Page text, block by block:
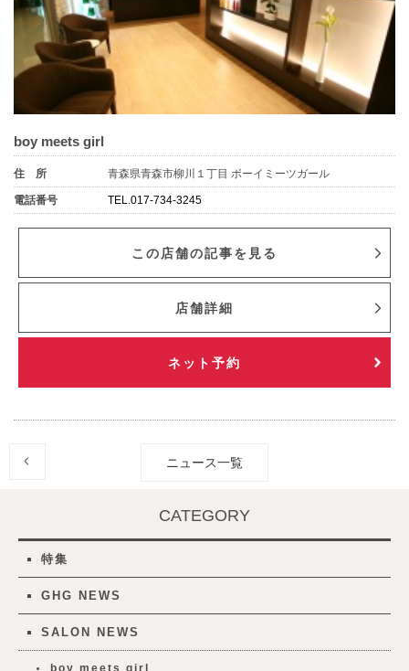
boy meets girl
住 所 青森県青森市柳川１丁目 ボーイミーツガール
電話番号 TEL.017-734-3245
この店舗の記事を見る
店舗詳細
ネット予約
ニュース一覧
CATEGORY
特集
GHG NEWS
SALON NEWS
boy meets girl